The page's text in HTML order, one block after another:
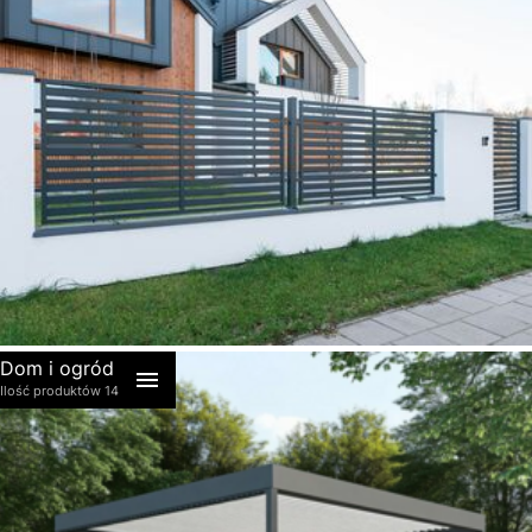
akcesoria
Dom i ogród
Ilość produktów 14